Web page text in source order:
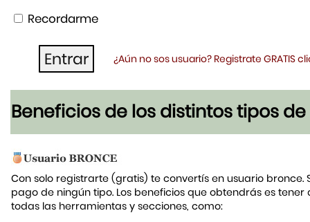
Recordarme
¿Aún no sos usuario? Registrate GRATIS
Beneficios de los distintos tipos de
Con solo registrarte (gratis) te convertís en usuario bronce.
pago de ningún tipo. Los beneficios que obtendrás es tener
todas las herramientas y secciones, como: